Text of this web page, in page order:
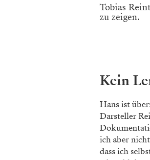
Tobias
zu zeigen.
Kein
Hans ist
Darsteller
ich aber
dass ich